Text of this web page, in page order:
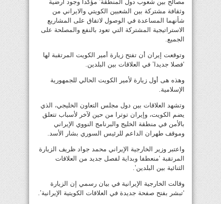
مصالح بين شعوب دول المنطقة’ مؤكدا وجود ارضية
وثقافة مشتركة بين الشعبين الكويتي والايراني من
شأنهما المساعدة في الوصول لاتفاق على المشاريع
الاستراتيجية المشتركة التي تعود بالنفع والمصلحة على
الجميع.
وتوقعت إيران أن تفتح زيارة أمير الكويت المرتقبة لها
‘فصلا جديدا’ في العلاقات بين البلدين.
وهذه هى أول زيارة لأمير الكويت الحالي للجمهورية
الإسلامية.
وتشهد العلاقات بين دول مجلس التعاون الخليجي، الذي
يضم الكويت، وإيران توترا من حين لآخر لأسباب تتعلق
بالأمن في منطقة الخليج والبرنامج النووي الإيراني
وموقف طهران الداعم للرئيس السوري بشار الأسد.
واعتبر وزير الخارجية الإيراني محمد جواد ظريف الزيارة
المرتقبة ‘منعطفا وبداية لفصل جديد من العلاقات
الثنائية بين البلدين’.
وقالت الخارجية الإيرانية في بيان رسمي إن الزيارة
‘تبشر بفتح صفحة جديدة في العلاقات الكويتية الإيرانية’.